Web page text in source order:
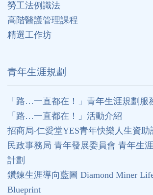
勞工法例識法
高階醫護管理課程
精選工作坊
⻘年生涯規劃
「路…一直都在！」青年生涯規劃服
「路…一直都在！」活動介紹
招商局‧仁愛堂YES青年快樂人生資助
民政事務局 青年發展委員會 青年生
計劃
鑽鍊生涯導向藍圖 Diamond Miner
Blueprint